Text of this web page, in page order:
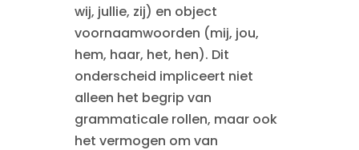
wij, jullie, zij) en object
voornaamwoorden (mij, jou,
hem, haar, het, hen). Dit
onderscheid impliceert niet
alleen het begrip van
grammaticale rollen, maar ook
het vermogen om van